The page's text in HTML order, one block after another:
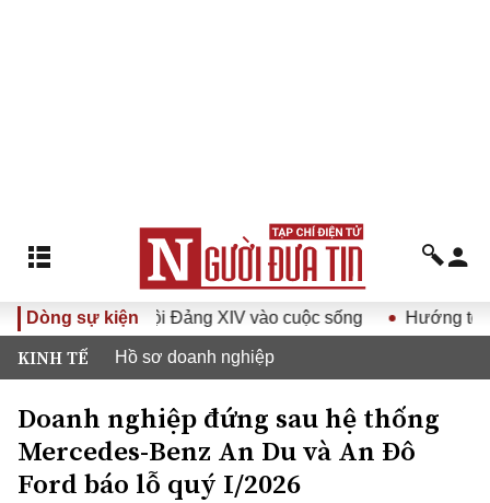
Dòng sự kiện
quyết Đại hội Đảng XIV vào cuộc sống Hướng tới Đại
KINH TẾ Hồ sơ doanh nghiệp
Doanh nghiệp đứng sau hệ thống
Mercedes-Benz An Du và An Đô
Ford báo lỗ quý I/2026